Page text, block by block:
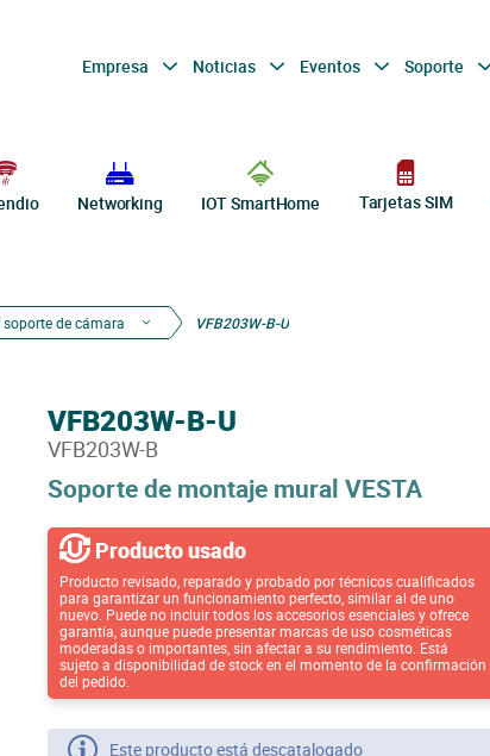
Empresa Noticias Eventos Soporte
Networking IOT SmartHome Tarjetas SIM
de cámara VFB203W-B-U
Soporte de montaje mural VESTA
VFB203W-B-U
VFB203W-B
Producto usado
Producto revisado, reparado y probado por técnicos cualificados
para garantizar un funcionamiento perfecto, similar al de uno
nuevo. Puede no incluir todos los accesorios esenciales y ofrece
garantía, aunque puede presentar marcas de uso cosméticas
moderadas o importantes, sin afectar a su rendimiento. Está
sujeto a disponibilidad de stock en el momento de la confirmación
del pedido.
Este producto está descatalogado